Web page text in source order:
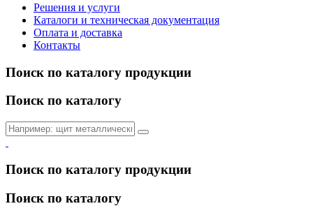
Решения и услуги
Каталоги и техническая документация
Оплата и доставка
Контакты
Поиск по каталогу продукции
Поиск по каталогу
Поиск по каталогу продукции
Поиск по каталогу